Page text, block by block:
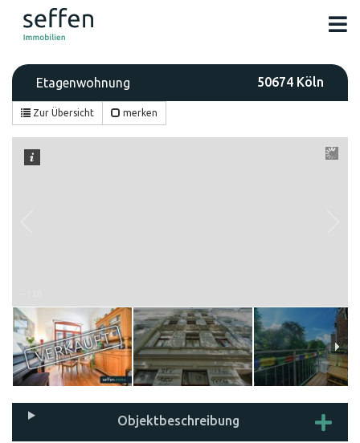
Etagenwohnung 50674 Köln
Zur Übersicht merken
Objekt­beschreibung